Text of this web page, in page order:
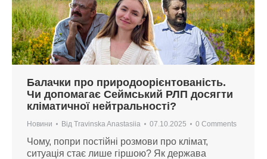
Балачки про природоорієнтованість.
Чи допомагає Сеймський РЛП досягти
кліматичної нейтральності?
Новини Від Travinska Anastasiia 07.10.2025 0 Comments
Чому, попри постійні розмови про клімат,
ситуація стає лише гіршою? Як держава